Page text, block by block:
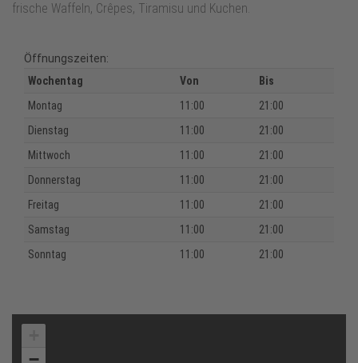
frische Waffeln, Crêpes, Tiramisu und Kuchen.
Öffnungszeiten:
Wochentag
Von
Bis
Montag
11:00
21:00
Dienstag
11:00
21:00
Mittwoch
11:00
21:00
Donnerstag
11:00
21:00
Freitag
11:00
21:00
Samstag
11:00
21:00
Sonntag
11:00 21:00